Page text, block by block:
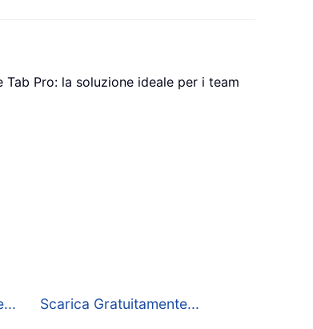
Pro: la soluzione ideale per i team
Scarica Gratuitamente...